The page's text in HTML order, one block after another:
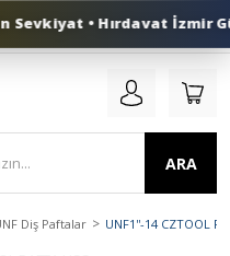
0 (553) 324 41 50
ARA
Diş Paftalar UNF1''-14 CZTOOL
• Hırdavat İzmir